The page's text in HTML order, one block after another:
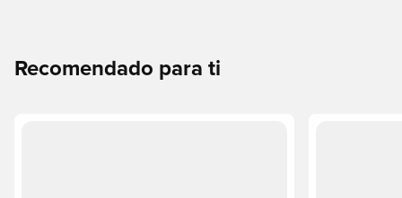
Recomendado para ti